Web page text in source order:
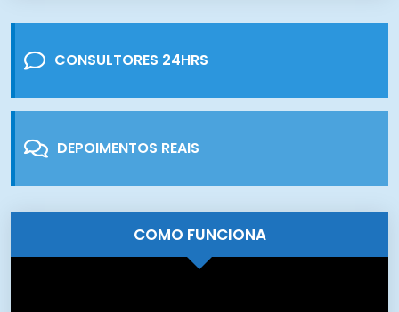
CONSULTORES 24HRS
DEPOIMENTOS REAIS
COMO FUNCIONA